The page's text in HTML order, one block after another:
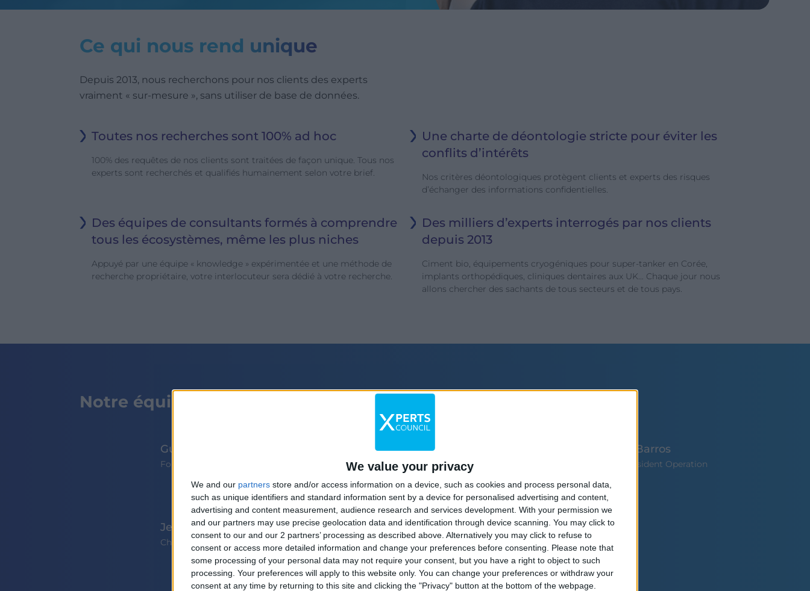
We value your privacy
We and our partners store and/or access information on a device, such as cookies and process personal data,
such as unique identifiers and standard information sent by a device for personalised advertising and content,
advertising and content measurement, audience research and services development. With your permission we
and our partners may use precise geolocation data and identification through device scanning. You may click to
consent to our and our 2 partners’ processing as described above. Alternatively you may click to refuse to
consent or access more detailed information and change your preferences before consenting.
Please note that
some processing of your personal data may not require your consent, but you have a right to object to such
processing. Your preferences will apply to this website only. You can change your preferences or withdraw your
consent at any time by returning to this site and clicking the "Privacy" button at the bottom of the webpage.
Ce qui nous rend unique
Depuis 2013, nous recherchons pour nos clients des experts
vraiment « sur-mesure », sans utiliser de base de données.
Toutes nos recherches sont 100% ad hoc
100% des requêtes de nos clients sont traitées de façon unique. Tous nos
experts sont recherchés et qualifiés humainement selon votre brief.
Une charte de déontologie stricte pour éviter les
conflits d’intérêts
Nos critères déontologiques protègent clients et experts des risques
d’échanger des informations confidentielles.
Des équipes de consultants formés à comprendre
tous les écosystèmes, même les plus niches
Appuyé par une équipe « knowledge » expérimentée et une méthode de
recherche propriétaire, votre interlocuteur sera dédié à votre recherche.
Des milliers d’experts interrogés par nos clients
depuis 2013
Ciment bio, équipements cryogéniques pour super-tanker en Corée,
implants orthopédiques, cliniques dentaires aux UK… Chaque jour nous
allons chercher des sachants de tous secteurs et de tous pays.
Notre équipe de direction
Guillaume Fradet
Founder & CEO
Aartik Fernandez
Chief Operation Officier
Sonia Barros
Vice President Operation
Jean- François Martinat
Chief Financial Officer